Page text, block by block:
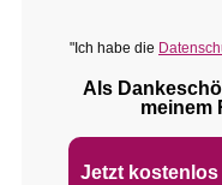
"Ich habe die
Als
meinem
Jetzt kostenlos